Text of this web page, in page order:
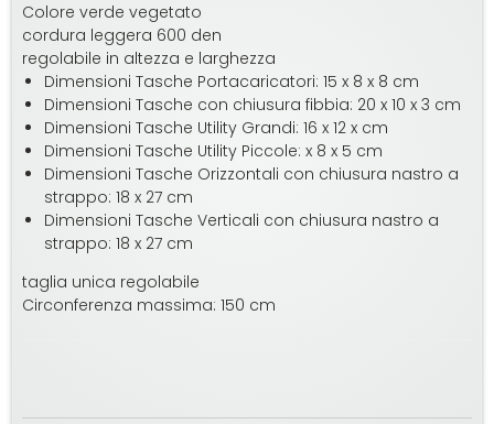
Colore verde vegetato
cordura leggera 600 den
regolabile in altezza e larghezza
Dimensioni Tasche Portacaricatori: 15 x 8 x 8 cm
Dimensioni Tasche con chiusura fibbia: 20 x 10 x 3 cm
Dimensioni Tasche Utility Grandi: 16 x 12 x cm
Dimensioni Tasche Utility Piccole: x 8 x 5 cm
Dimensioni Tasche Orizzontali con chiusura nastro a
strappo: 18 x 27 cm
Dimensioni Tasche Verticali con chiusura nastro a
strappo: 18 x 27 cm
taglia unica regolabile
Circonferenza massima: 150 cm